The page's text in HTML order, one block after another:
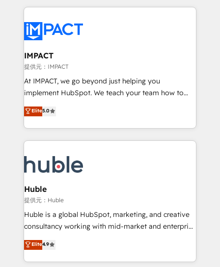
Execution... Global 24/7 ... All Experts 3️⃣ Integrate |
Slash months from your API Integration project... ⬅️
Click "Contact Business" ⬅️ to access 150+ Kickstart
Integration templates that put HubSpot in the center
of your tech stack, syncing... 🛍️ Shopify or
WooCommerce 💲 Stripe or Paypal 💰 Sage or
Netsuite 🤖 Google or Microsoft ✍️ DocuSign or
the rare Advanced "Custom Integrations"
Accreditation, securely sync data across... 🔄 any
new HubSpot portal with Advanced Website and
CRM Migrations using our in-house "HubScrub" Tool.
IMPACT
提供元：IMPACT
At IMPACT, we go beyond just helping you
implement HubSpot. We teach your team how to
master it. As the creators of the Endless Customers
System™ (the next evolution of They Ask, You
Answer), we’re the only HubSpot partner built
entirely around coaching and training. That means
skills, processes, and internal team you need to
attract the right buyers, close deals faster, and grow
without outside dependencies. You’ll learn how to: •
Set up, audit, and organize your HubSpot portal •
Get your sales team fully using HubSpot • Track
pipeline and revenue across the entire buyer journey
growth • Create content and videos that attract
buyers • Use AI to scale smarter Our coaching-led
Elite5.0
Huble
提供元：Huble
Huble is a global HubSpot, marketing, and creative
consultancy working with mid-market and enterprise
businesses. We go beyond implementation, shaping
the strategy, processes, and teams that turn
HubSpot into a genuine growth engine. Named
Elite4.9